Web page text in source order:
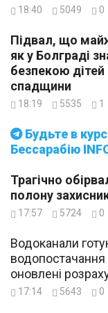
Будьте в курсі подій. Підписуйтесь на
Бессарабію
18:40 5049 0
Підвал, що
як у Болграді
безпекою
спадщини
18:19 5535 1
Трагічно
полону
17:57 5724 0
Водоканали
оновлені
17:14 5643 0